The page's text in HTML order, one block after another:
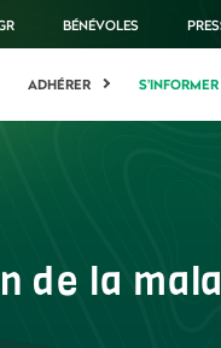
BÉNÉVOLES
ADHÉRER S'INFORMER
de la